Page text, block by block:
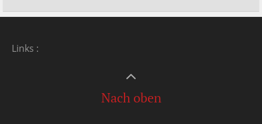
Links :
Nach oben